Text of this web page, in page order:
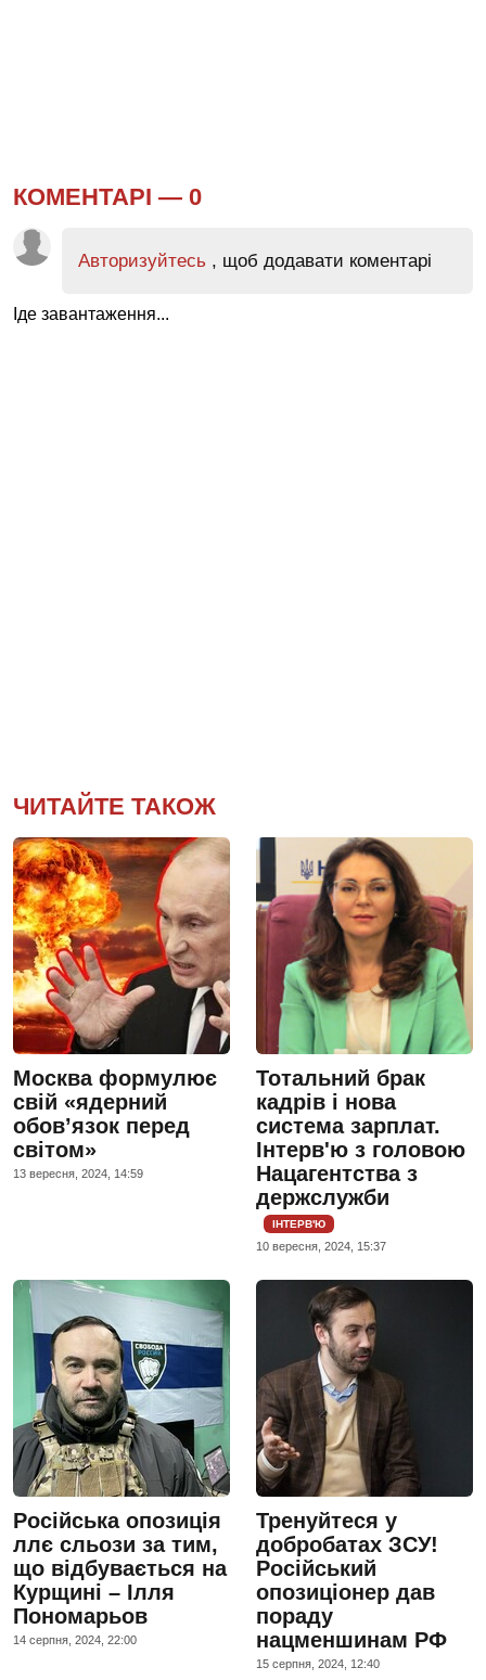
КОМЕНТАРІ — 0
Авторизуйтесь , щоб додавати коментарі
Іде завантаження...
ЧИТАЙТЕ ТАКОЖ
Москва формулює
свій «ядерний
обов’язок перед
світом»
13 вересня, 2024, 14:59
Тотальний брак
кадрів і нова
система зарплат.
Інтерв'ю з головою
Нацагентства з
держслужби
ІНТЕРВ'Ю
10 вересня, 2024, 15:37
Російська опозиція
ллє сльози за тим,
що відбувається на
Курщині – Ілля
Пономарьов
14 серпня, 2024, 22:00
Тренуйтеся у
добробатах ЗСУ!
Російський
опозиціонер дав
пораду
нацменшинам РФ
15 серпня, 2024, 12:40